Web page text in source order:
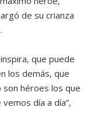
de su crianza
que puede
los demás, que
héroes los que
día a día”,